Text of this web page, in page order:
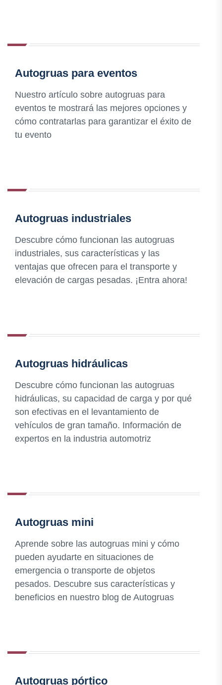
Autogruas para eventos
Nuestro artículo sobre autogruas para
eventos te mostrará las mejores opciones y
cómo contratarlas para garantizar el éxito de
tu evento
Autogruas industriales
Descubre cómo funcionan las autogruas
industriales, sus características y las
ventajas que ofrecen para el transporte y
elevación de cargas pesadas. ¡Entra ahora!
Autogruas hidráulicas
Descubre cómo funcionan las autogruas
hidráulicas, su capacidad de carga y por qué
son efectivas en el levantamiento de
vehículos de gran tamaño. Información de
expertos en la industria automotriz
Autogruas mini
Aprende sobre las autogruas mini y cómo
pueden ayudarte en situaciones de
emergencia o transporte de objetos
pesados. Descubre sus características y
beneficios en nuestro blog de Autogruas
Autogruas pórtico